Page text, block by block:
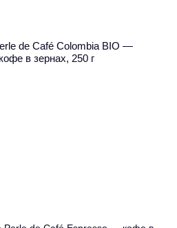
de Café Colombia BIO —
в зернах, 250 г